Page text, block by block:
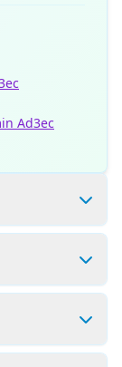
Ad3ec